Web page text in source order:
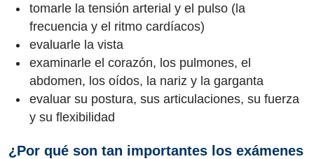
tomarle la tensión arterial y el pulso (la
frecuencia y el ritmo cardíacos)
evaluarle la vista
examinarle el corazón, los pulmones, el
abdomen, los oídos, la nariz y la garganta
evaluar su postura, sus articulaciones, su fuerza
y su flexibilidad
¿Por qué son tan importantes los exámenes